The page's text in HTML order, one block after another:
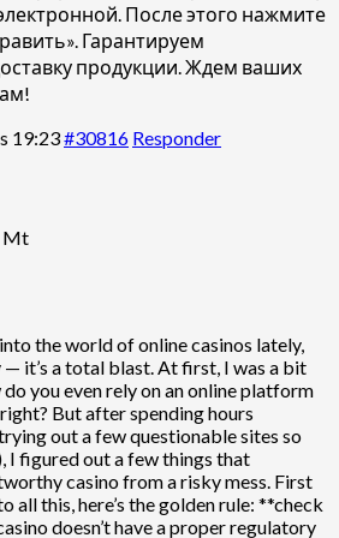
После этого нажмите
Гарантируем
продукции. Ждем ваших
19:23#30816 Responder
Mt
the world of online casinos lately,
— it’s a total blast. At first, I was a bit
do you even rely on an online platform
But after spending hours
out a few questionable sites so
I figured out a few things that
casino from a risky mess. First
all this, here’s the golden rule: **check
doesn’t have a proper regulatory